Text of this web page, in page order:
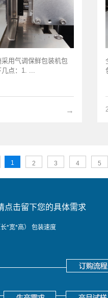
用气调保鲜包装机包
点：1. ...
→
1 2 3 4 5
点击留下您的具体需求
*宽*高） 包装速度